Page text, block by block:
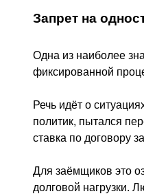
Запрет на
Одна из наиболее
фиксированной
Речь идёт о
политик, пытался
ставка по договору
Для заёмщиков это
долговой нагрузки.